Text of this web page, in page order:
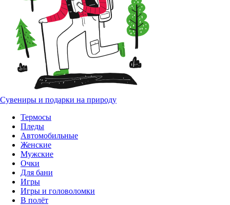
Сувениры и подарки на природу
Термосы
Пледы
Автомобильные
Женские
Мужские
Очки
Для бани
Игры
Игры и головоломки
В полёт